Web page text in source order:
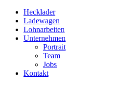
Hecklader
Ladewagen
Lohnarbeiten
Unternehmen
Portrait
Team
Jobs
Kontakt